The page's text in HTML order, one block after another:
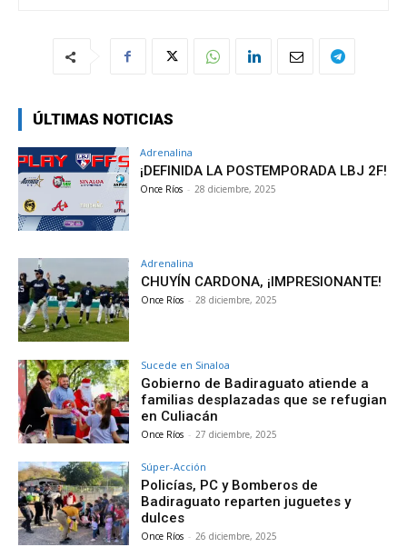
ÚLTIMAS NOTICIAS
Adrenalina
¡DEFINIDA LA POSTEMPORADA LBJ 2F!
Once Ríos - 28 diciembre, 2025
Adrenalina
CHUYÍN CARDONA, ¡IMPRESIONANTE!
Once Ríos - 28 diciembre, 2025
Sucede en Sinaloa
Gobierno de Badiraguato atiende a
familias desplazadas que se refugian
en Culiacán
Once Ríos - 27 diciembre, 2025
Súper-Acción
Policías, PC y Bomberos de
Badiraguato reparten juguetes y
dulces
Once Ríos - 26 diciembre, 2025